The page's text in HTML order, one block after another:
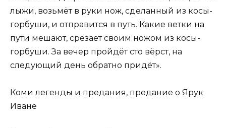
лыжи, возьмёт в руки нож, сделанный из косы-
горбуши, и отправится в путь. Какие ветки на
пути мешают, срезает своим ножом из косы-
горбуши. За вечер пройдёт сто вёрст, на
следующий день обратно придёт».
Коми легенды и предания, предание о Ярук
Иване